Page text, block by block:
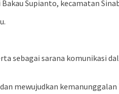
Supianto, kecamatan
sebagai sarana komunikasi
mewujudkan kemanunggalan